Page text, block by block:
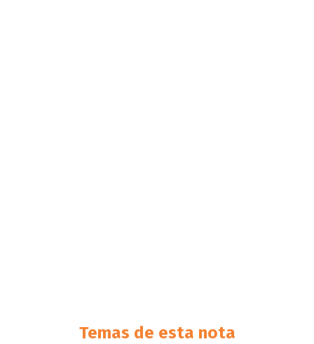
Temas de esta nota